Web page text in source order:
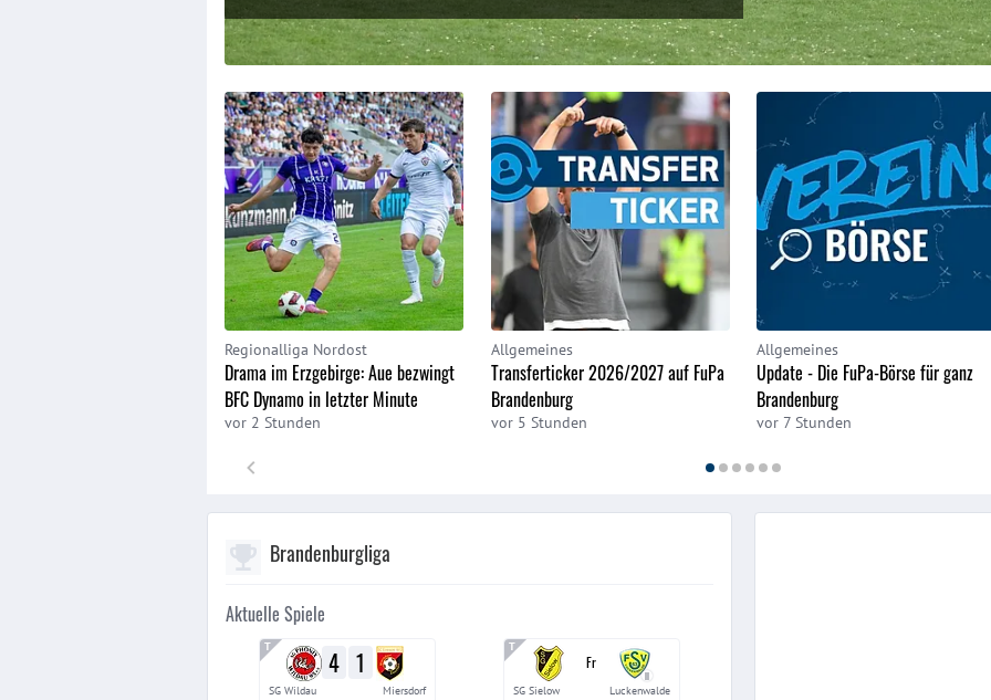
Regionalliga Nordost
Drama im Erzgebirge: Aue bezwingt
BFC Dynamo in letzter Minute
vor 2 Stunden
Allgemeines
Transferticker 2026/2027 auf FuPa
Brandenburg
vor 5 Stunden
Allgemeines
Update - Die FuPa-Börse für ganz
Brandenburg
vor 7 Stunden
Brandenburgliga
Aktuelle Spiele
4 1
SG Wildau Miersdorf
Fr
II
SG Sielow Luckenwalde